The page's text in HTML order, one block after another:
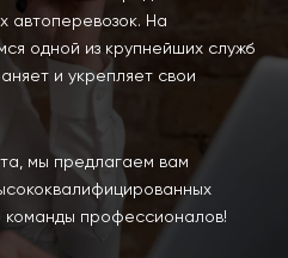
автоперевозок. На
одной из крупнейших служб
и укрепляет свои
мы предлагаем вам
команды профессионалов!